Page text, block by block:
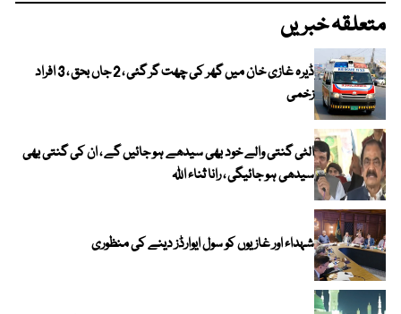
متعلقہ خبریں
ڈیرہ غازی خان میں گھر کی چھت گر گئی ، 2 جاں بحق ، 3 افراد
زخمی
الٹی گنتی والے خود بھی سیدھے ہو جائیں گے ، ان کی گنتی بھی
سیدھی ہو جائیگی ، رانا ثناء اللہ
شہداء اور غازیوں کو سول ایوارڈز دینے کی منظوری